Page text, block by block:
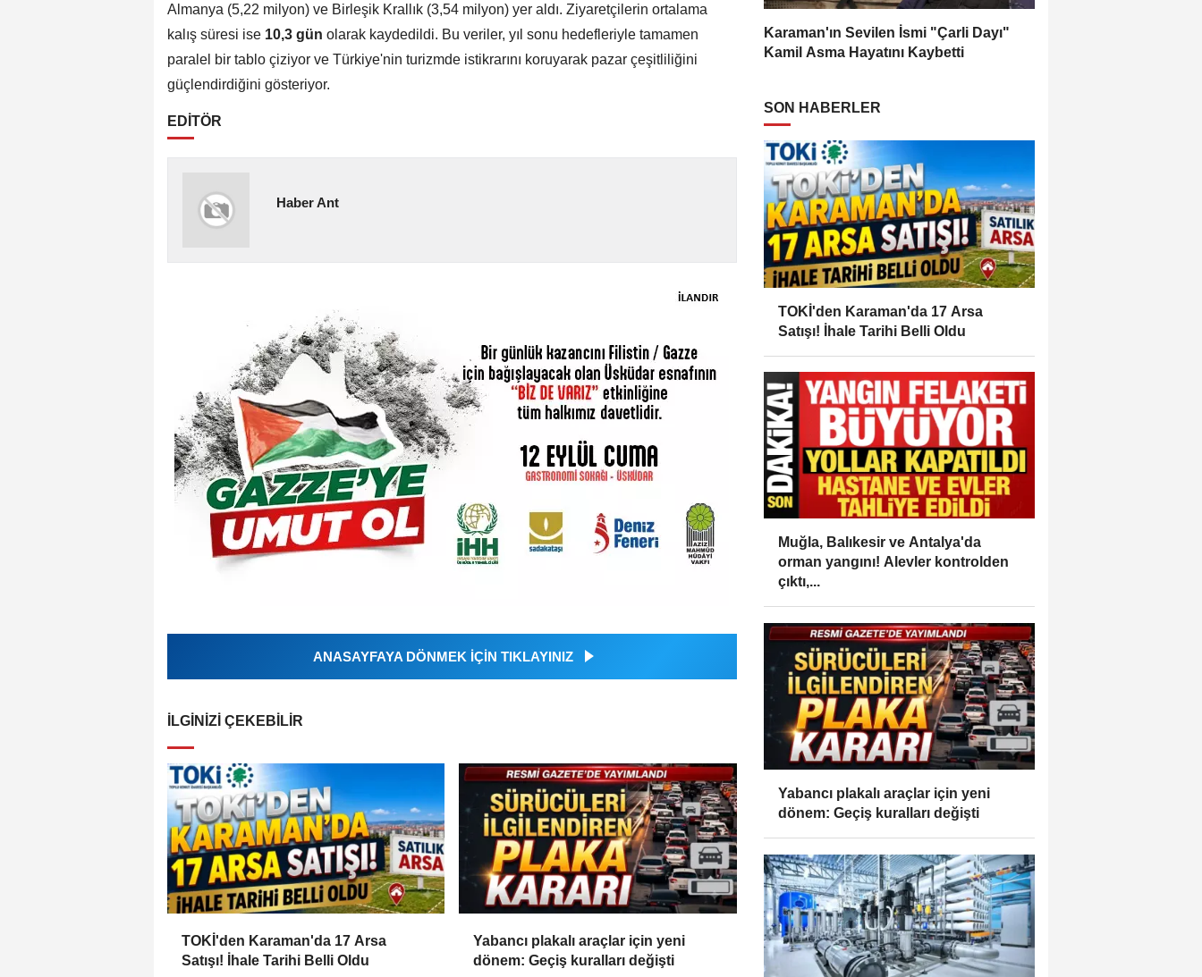
Almanya (5,22 milyon) ve Birleşik Krallık (3,54 milyon) yer aldı. Ziyaretçilerin ortalama
kalış süresi ise 10,3 gün olarak kaydedildi. Bu veriler, yıl sonu hedefleriyle tamamen
paralel bir tablo çiziyor ve Türkiye'nin turizmde istikrarını koruyarak pazar çeşitliliğini
güçlendirdiğini gösteriyor.
EDİTÖR
Haber Ant
ANASAYFAYA DÖNMEK İÇİN TIKLAYINIZ
İLGINIZI ÇEKEBILIR
TOKİ'den Karaman'da 17 Arsa
Satışı! İhale Tarihi Belli Oldu
Yabancı plakalı araçlar için yeni
dönem: Geçiş kuralları değişti
Karaman'ın Sevilen İsmi "Çarli Dayı"
Kamil Asma Hayatını Kaybetti
SON HABERLER
TOKİ'den Karaman'da 17 Arsa
Satışı! İhale Tarihi Belli Oldu
Muğla, Balıkesir ve Antalya'da
orman yangını! Alevler kontrolden
çıktı,...
Yabancı plakalı araçlar için yeni
dönem: Geçiş kuralları değişti